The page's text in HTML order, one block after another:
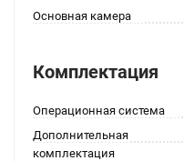
Основная камера
Комплектация
Операционная система
Дополнительная
комплектация